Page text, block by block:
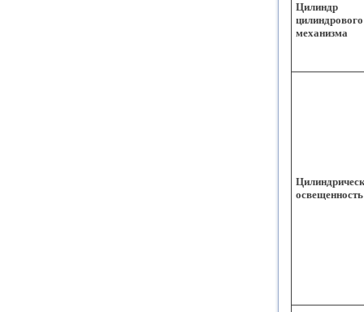
Цилиндр
цилиндрового
механизма
освещенность